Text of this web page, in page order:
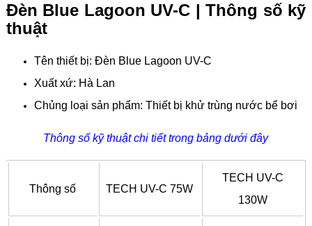
Đèn Blue Lagoon UV-C | Thông số kỹ
thuật
Tên thiết bị: Đèn Blue Lagoon UV-C
Xuất xứ: Hà Lan
Chủng loại sản phẩm: Thiết bị khử trùng nước bể bơi
Thông số kỹ thuật chi tiết trong bảng dưới đây
Thông số TECH UV-C 75W
TECH UV-C
130W